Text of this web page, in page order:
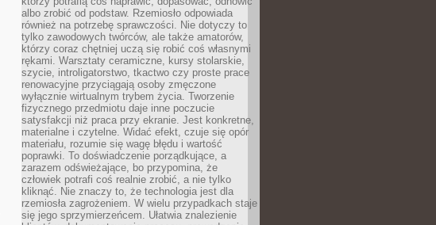
albo zrobić od podstaw. Rzemiosło odpowiada
również na potrzebę sprawczości. Nie dotyczy to
tylko zawodowych twórców, ale także amatorów,
którzy coraz chętniej uczą się robić coś własnymi
rękami. Warsztaty ceramiczne, kursy stolarskie,
szycie, introligatorstwo, tkactwo czy proste prace
renowacyjne przyciągają osoby zmęczone
wyłącznie wirtualnym trybem życia. Tworzenie
fizycznego przedmiotu daje inne poczucie
satysfakcji niż praca przy ekranie. Jest konkretne,
materialne i czytelne. Widać efekt, czuje się opór
materiału, rozumie się wagę błędu i wartość
poprawki. To doświadczenie porządkujące, a
zarazem odświeżające, bo przypomina, że
człowiek potrafi coś realnie zrobić, a nie tylko
kliknąć. Nie znaczy to, że technologia jest dla
rzemiosła zagrożeniem. W wielu przypadkach staje
się jego sprzymierzeńcem. Ułatwia znalezienie